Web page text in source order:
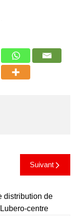
Suivant